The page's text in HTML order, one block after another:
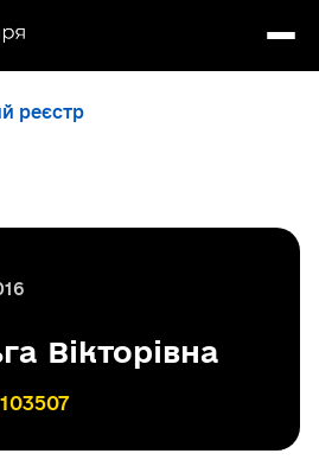
реєстр
Вікторівна
103507